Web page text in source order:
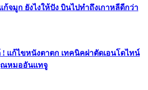
จมูก ยังไงให้ปัง บินไปทำถึงเกาหลีดีกว่า
! แก้ไขหนังตาตก เทคนิคผ่าตัดเอนโดไทน์
ณหมออันแทจู